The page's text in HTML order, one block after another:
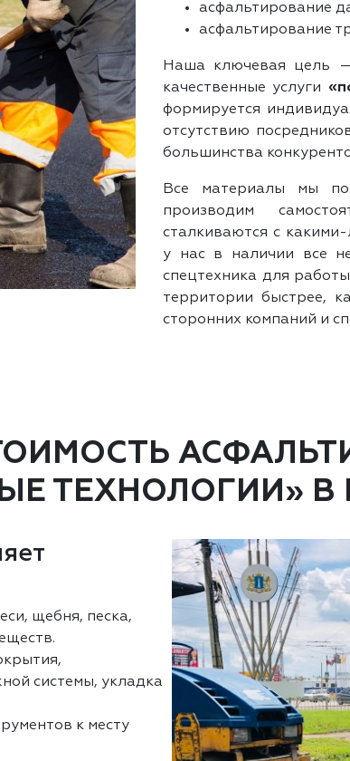
асфальтирование
асфальтирование
Наша ключевая цель —
качественные услуги
формируется
отсутствию
большинства
Все материалы мы
производим
сталкиваются с
у нас в наличии все
спецтехника для
территории быстрее,
сторонних компаний и
ТЕХНОЛОГИИ» В
щебня, песка,
системы, укладка
к месту